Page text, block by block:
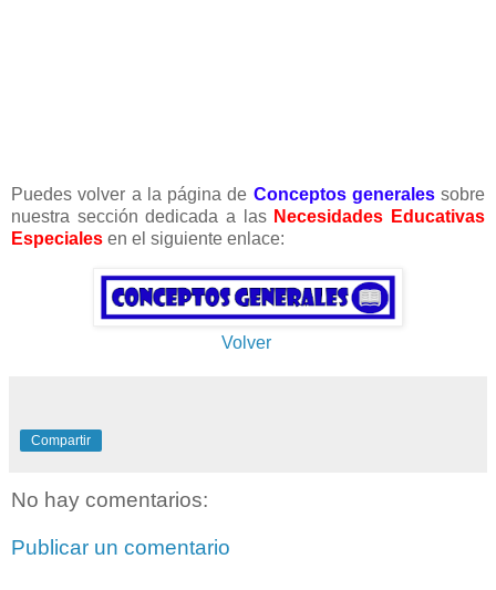
Puedes volver a la página de Conceptos generales sobre
nuestra sección dedicada a las Necesidades Educativas
Especiales en el siguiente enlace:
Volver
Compartir
No hay comentarios:
Publicar un comentario